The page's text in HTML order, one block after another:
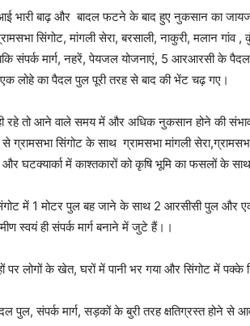
भारी बाढ़ और बादल फटने के बाद हुए नुकसान का
सिंगोट, मांगली सेरा, बरसाली, नाकुरी, मलान
संपर्क मार्ग, नहरें, पेयजल योजनाएं, 5 आरआरसी के
लोहे का पैदल पुल पूरी तरह से बाद की भेंट चढ़ गए।
रहे तो आने वाले समय में और अधिक नुकसान होने की
ग्रामसभा सिंगोट के साथ ग्रामसभा मांगली
और घटक्यार्का में काश्तकारों को कृषि भूमि का फसलों के
में 1 मोटर पुल बह जाने के साथ 2 आरसीसी पुल
स्वयं ही संपर्क मार्ग बनाने में जुटे हैं।।
पर लोगों के खेत, घरों में पानी भर गया और सिंगोट में पक्के
पुल, संपर्क मार्ग, सड़कों के बुरी तरह क्षतिग्रस्त होने से